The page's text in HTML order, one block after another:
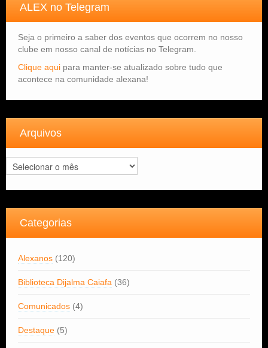
ALEX no Telegram
Seja o primeiro a saber dos eventos que ocorrem no nosso
clube em nosso canal de notícias no Telegram.
Clique aqui para manter-se atualizado sobre tudo que
acontece na comunidade alexana!
Arquivos
Arquivos
Categorias
Alexanos (120)
Biblioteca Dijalma Caiafa (36)
Comunicados (4)
Destaque (5)